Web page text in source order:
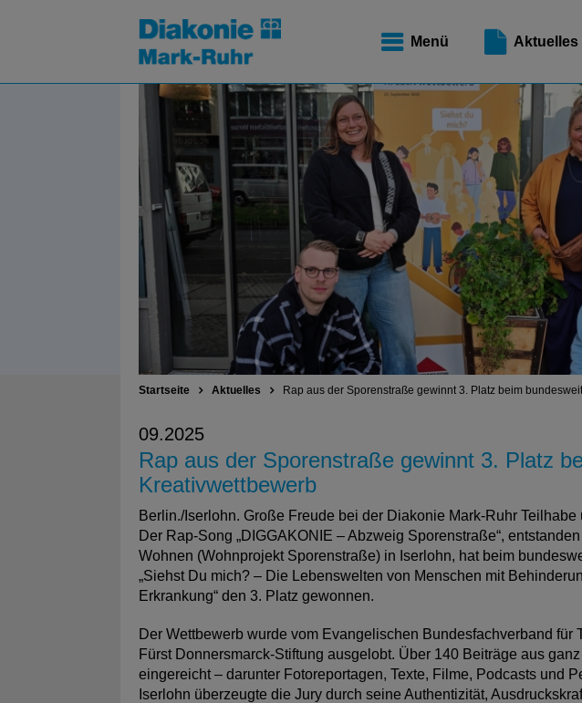
Menü Aktuelles
Startseite Aktuelles Rap aus der Sporenstraße gewinnt 3. Platz beim
09.2025
Rap aus der Sporenstraße gewinnt 3. Platz
Kreativwettbewerb
Berlin./Iserlohn. Große Freude bei der Diakonie Mark-Ruhr
Der Rap-Song „DIGGAKONIE – Abzweig Sporenstraße“,
Wohnen (Wohnprojekt Sporenstraße) in Iserlohn, hat beim
„Siehst Du mich? – Die Lebenswelten von Menschen mit
Erkrankung“ den 3. Platz gewonnen.
Der Wettbewerb wurde vom Evangelischen Bundesfachverband für
Fürst Donnersmarck-Stiftung ausgelobt. Über 140 Beiträge aus
eingereicht – darunter Fotoreportagen, Texte, Filme, Podcasts und
Iserlohn überzeugte die Jury durch seine Authentizität,